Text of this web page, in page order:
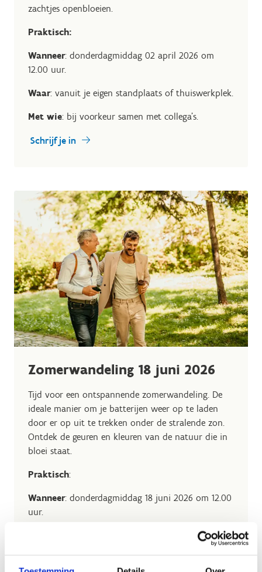
zachtjes openbloeien.
Praktisch:
Wanneer: donderdagmiddag 02 april 2026 om
12.00 uur.
Waar: vanuit je eigen standplaats of thuiswerkplek.
Met wie: bij voorkeur samen met collega's.
Schrijf je in
Zomerwandeling 18 juni 2026
Tijd voor een ontspannende zomerwandeling. De
ideale manier om je batterijen weer op te laden
door er op uit te trekken onder de stralende zon.
Ontdek de geuren en kleuren van de natuur die in
bloei staat.
Praktisch:
Wanneer: donderdagmiddag 18 juni 2026 om 12.00
uur.
: vanuit je eigen standplaats of thuiswerkplek.
Met wie: bij voorkeur samen met collega's.